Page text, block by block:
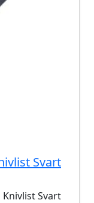
Svart
Svart